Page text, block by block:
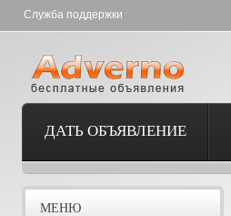
Служба поддержки
ДАТЬ ОБЪЯВЛЕНИЕ
МЕНЮ